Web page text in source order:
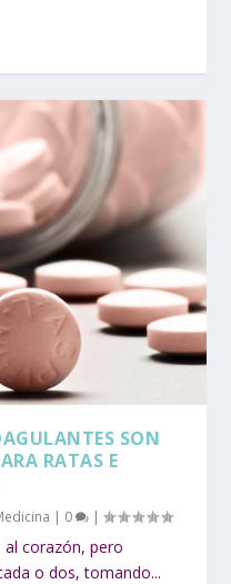
SON
RATAS E
| 0 |
al corazón, pero
o dos, tomando...